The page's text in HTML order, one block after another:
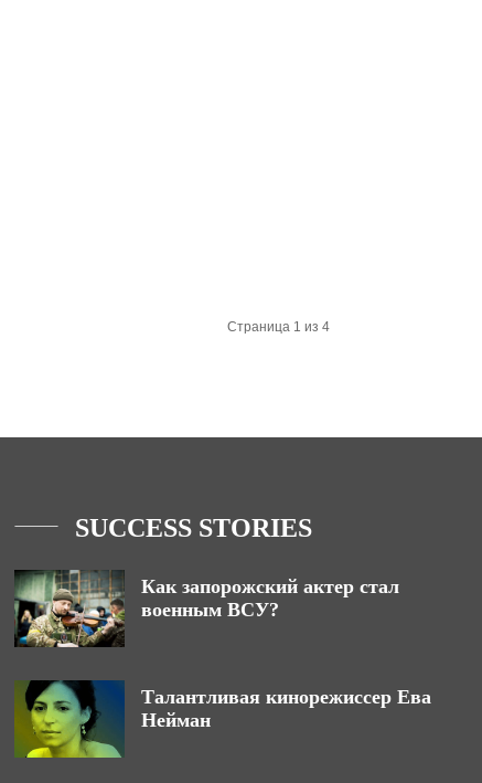
Страница 1 из 4
SUCCESS STORIES
Как запорожский актер стал
военным ВСУ?
Талантливая кинорежиссер Ева
Нейман